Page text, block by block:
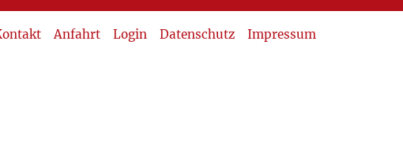
Anfahrt Login Datenschutz Impressum